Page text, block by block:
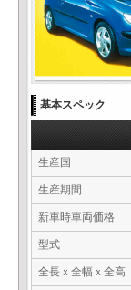
基本スペック
生産国
生産期間
新車時車両価格
型式
全長ｘ全幅ｘ全高